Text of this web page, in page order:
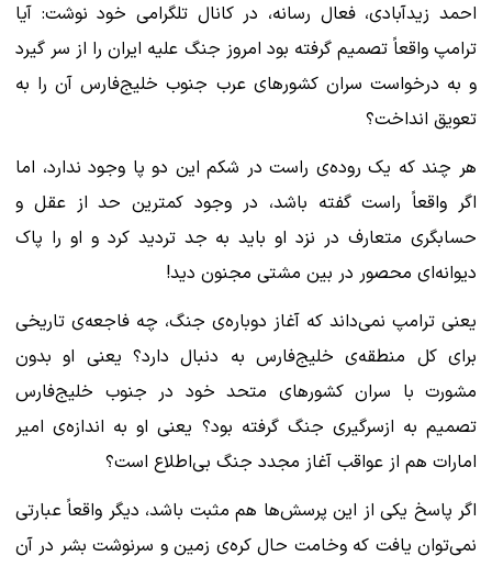
احمد زیدآبادی، فعال رسانه، در کانال تلگرامی خود نوشت: آیا
ترامپ واقعاً تصمیم گرفته بود امروز جنگ علیه ایران را از سر گیرد
و به درخواست سران کشورهای عرب جنوب خلیج‌فارس آن را به
تعویق انداخت؟
هر چند که یک روده‌ی راست در شکم این دو پا وجود ندارد، اما
اگر واقعاً راست گفته باشد، در وجود کمترین حد از عقل و
حسابگری متعارف در نزد او باید به جد تردید کرد و او را پاک
دیوانه‌ای محصور در بین مشتی مجنون دید!
یعنی ترامپ نمی‌داند که آغاز دوباره‌ی جنگ، چه فاجعه‌ی تاریخی
برای کل منطقه‌ی خلیج‌فارس به دنبال دارد؟ یعنی او بدون
مشورت با سران کشورهای متحد خود در جنوب خلیج‌فارس
تصمیم به ازسرگیری جنگ گرفته بود؟ یعنی او به اندازه‌ی امیر
امارات هم از عواقب آغاز مجدد جنگ بی‌اطلاع است؟
اگر پاسخ یکی از این پرسش‌ها هم مثبت باشد، دیگر واقعاً عبارتی
نمی‌توان یافت که وخامت حال کره‌ی زمین و سرنوشت بشر در آن